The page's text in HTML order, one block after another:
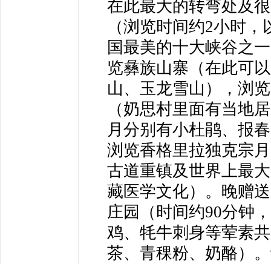
在此最大的转弯处及
（浏览时间约2小时
国最美的十大峡谷之
览彝族山寨（在此可
山、玉龙雪山），浏
（奶思村里面有当地
月分别有小杜鹃、报
浏览香格里拉独克宗
古道重镇及世界上最
藏医学文化）。晚赠
庄园（时间约90分钟
鸡、牦牛刺身等荤素
茶、青稞粉、奶酪）